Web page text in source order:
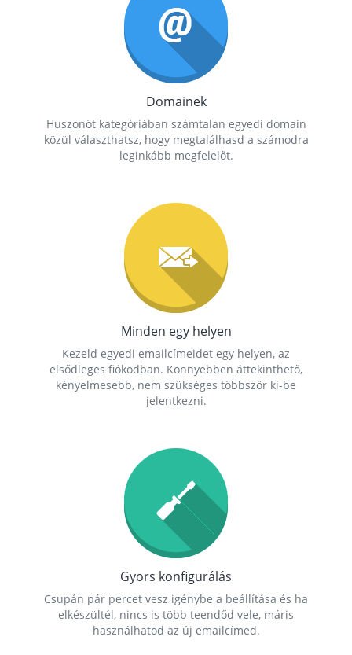
Domainek
Huszonöt kategóriában számtalan egyedi domain
közül választhatsz, hogy megtalálhasd a számodra
leginkább megfelelőt.
Minden egy helyen
Kezeld egyedi emailcímeidet egy helyen, az
elsődleges fiókodban. Könnyebben áttekinthető,
kényelmesebb, nem szükséges többször ki-be
jelentkezni.
Gyors konfigurálás
Csupán pár percet vesz igénybe a beállítása és ha
elkészültél, nincs is több teendőd vele, máris
használhatod az új emailcímed.